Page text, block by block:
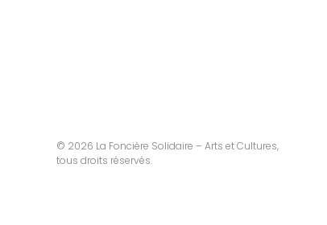
© 2026 La Foncière Solidaire – Arts et Cultures,
tous droits réservés.